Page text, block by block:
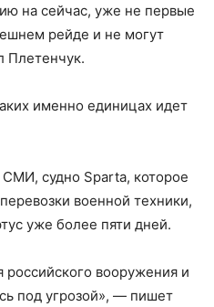
на сейчас, уже не первые
рейде и не могут
Плетенчук.
именно единицах идет
судно Sparta, которое
военной техники,
уже более пяти дней.
российского вооружения и
под угрозой», — пишет